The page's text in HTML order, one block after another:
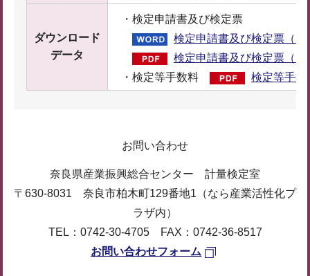
ダウンロード
データ
・検定申請書及び検定票
検定申請書及び検定票（
検定申請書及び検定票（
・検定等手数料
検定等手
お問い合わせ
奈良県産業振興総合センター 計量検定室
〒630-8031 奈良市柏木町129番地1（なら産業活性化プ
ラザ内）
TEL：0742-30-4705 FAX：0742-36-8517
お問い合わせフォーム